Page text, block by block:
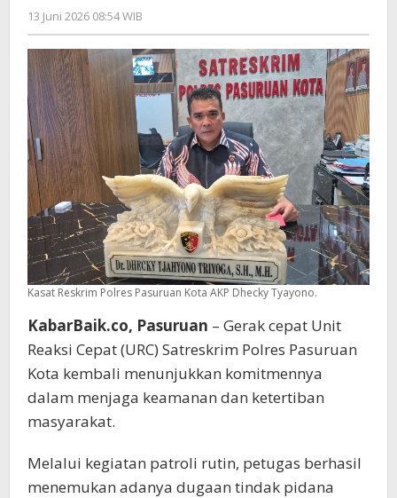
Juta,
4
Preman
Diciduk
Satreskrim
Pasuruan
Kota
13 Juni 2026 08:54 WIB
Gagah
Saputra
Kasat Reskrim Polres Pasuruan Kota AKP Dhecky Tyayono.
KabarBaik.co, Pasuruan – Gerak cepat Unit
Reaksi Cepat (URC) Satreskrim Polres Pasuruan
Kota kembali menunjukkan komitmennya
dalam menjaga keamanan dan ketertiban
masyarakat.
Melalui kegiatan patroli rutin, petugas berhasil
menemukan adanya dugaan tindak pidana